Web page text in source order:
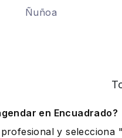
Ñuñoa
en Encuadrado?
y selecciona